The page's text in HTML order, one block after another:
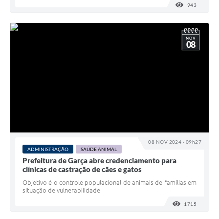
943
08 NOV 2024 - 09h27
NOV
08
ADMINISTRAÇÃO SAÚDE ANIMAL
Prefeitura de Garça abre credenciamento para
clínicas de castração de cães e gatos
Objetivo é o controle populacional de animais de famílias em
situação de vulnerabilidade
1715